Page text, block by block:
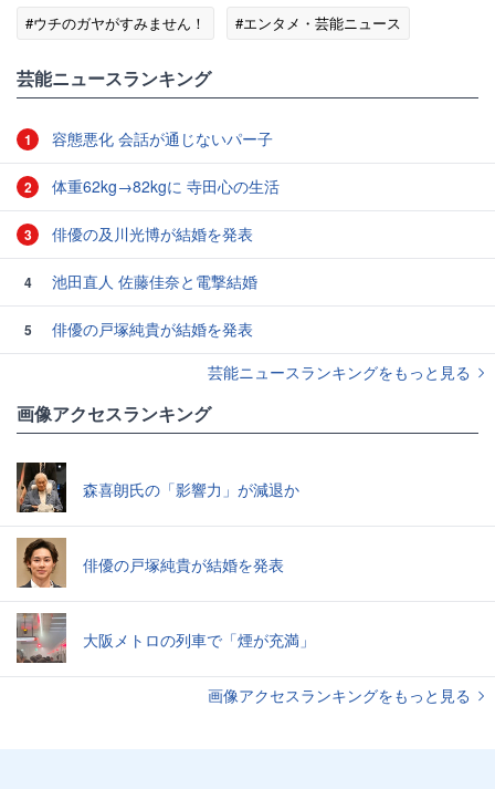
#ウチのガヤがすみません！
#エンタメ・芸能ニュース
芸能ニュースランキング
1 容態悪化 会話が通じないパー子
2 体重62kg→82kgに 寺田心の生活
3 俳優の及川光博が結婚を発表
4 池田直人 佐藤佳奈と電撃結婚
5
俳優の戸塚純貴が結婚を発表
芸能ニュースランキングをもっと見る
画像アクセスランキング
森喜朗氏の「影響力」が減退か
俳優の戸塚純貴が結婚を発表
大阪メトロの列車で「煙が充満」
画像アクセスランキングをもっと見る